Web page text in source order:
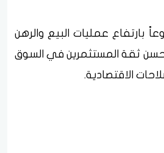
بارتفاع عمليات البيع والرهن
ثقة المستثمرين في السوق
الاقتصادية.